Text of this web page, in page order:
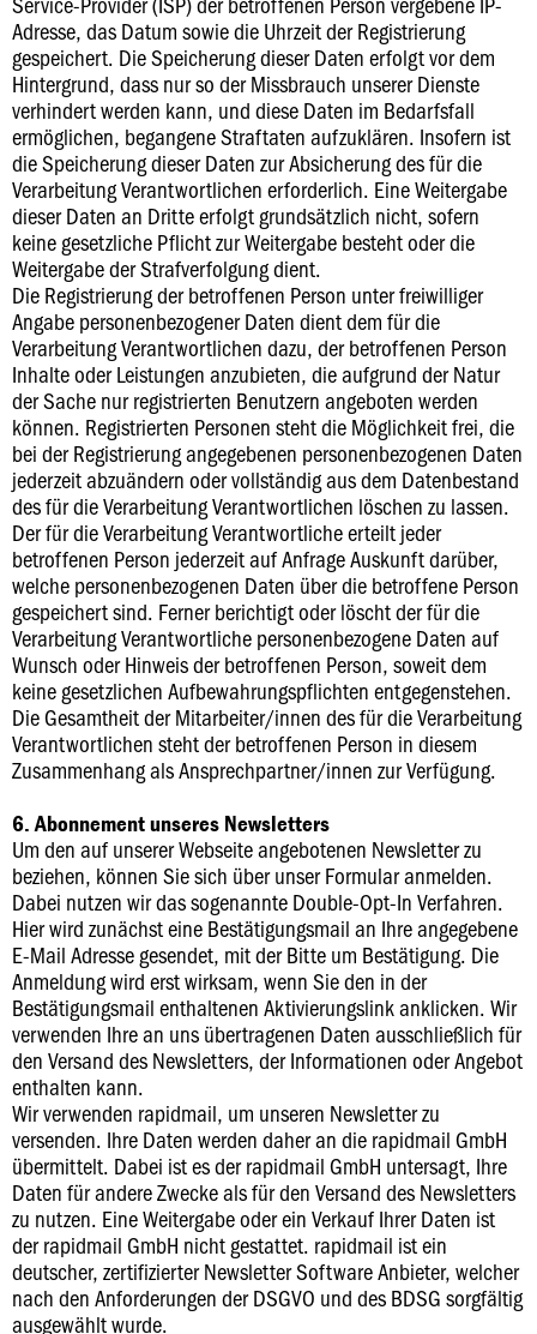
Adresse, das Datum sowie die Uhrzeit der Registrierung
gespeichert. Die Speicherung dieser Daten erfolgt vor dem
Hintergrund, dass nur so der Missbrauch unserer Dienste
verhindert werden kann, und diese Daten im Bedarfsfall
ermöglichen, begangene Straftaten aufzuklären. Insofern ist
die Speicherung dieser Daten zur Absicherung des für die
Verarbeitung Verantwortlichen erforderlich. Eine Weitergabe
dieser Daten an Dritte erfolgt grundsätzlich nicht, sofern
keine gesetzliche Pflicht zur Weitergabe besteht oder die
Weitergabe der Strafverfolgung dient.
Die Registrierung der betroffenen Person unter freiwilliger
Angabe personenbezogener Daten dient dem für die
Verarbeitung Verantwortlichen dazu, der betroffenen Person
Inhalte oder Leistungen anzubieten, die aufgrund der Natur
der Sache nur registrierten Benutzern angeboten werden
können. Registrierten Personen steht die Möglichkeit frei, die
bei der Registrierung angegebenen personenbezogenen Daten
jederzeit abzuändern oder vollständig aus dem Datenbestand
des für die Verarbeitung Verantwortlichen löschen zu lassen.
Der für die Verarbeitung Verantwortliche erteilt jeder
betroffenen Person jederzeit auf Anfrage Auskunft darüber,
welche personenbezogenen Daten über die betroffene Person
gespeichert sind. Ferner berichtigt oder löscht der für die
Verarbeitung Verantwortliche personenbezogene Daten auf
Wunsch oder Hinweis der betroffenen Person, soweit dem
keine gesetzlichen Aufbewahrungspflichten entgegenstehen.
Die Gesamtheit der Mitarbeiter/innen des für die Verarbeitung
Verantwortlichen steht der betroffenen Person in diesem
Zusammenhang als Ansprechpartner/innen zur Verfügung.
6. Abonnement unseres Newsletters
Um den auf unserer Webseite angebotenen Newsletter zu
beziehen, können Sie sich über unser Formular anmelden.
Dabei nutzen wir das sogenannte Double-Opt-In Verfahren.
Hier wird zunächst eine Bestätigungsmail an Ihre angegebene
E-Mail Adresse gesendet, mit der Bitte um Bestätigung. Die
Anmeldung wird erst wirksam, wenn Sie den in der
Bestätigungsmail enthaltenen Aktivierungslink anklicken. Wir
verwenden Ihre an uns übertragenen Daten ausschließlich für
den Versand des Newsletters, der Informationen oder Angebot
enthalten kann.
Wir verwenden rapidmail, um unseren Newsletter zu
versenden. Ihre Daten werden daher an die rapidmail GmbH
übermittelt. Dabei ist es der rapidmail GmbH untersagt, Ihre
Daten für andere Zwecke als für den Versand des Newsletters
zu nutzen. Eine Weitergabe oder ein Verkauf Ihrer Daten ist
der rapidmail GmbH nicht gestattet. rapidmail ist ein
deutscher, zertifizierter Newsletter Software Anbieter, welcher
nach den Anforderungen der DSGVO und des BDSG sorgfältig
ausgewählt wurde.